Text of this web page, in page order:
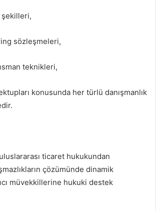
şekilleri,
sözleşmeleri,
teknikleri,
konusunda her türlü danışmanlık
ticaret hukukundan
çözümünde dinamik
müvekkillerine hukuki destek